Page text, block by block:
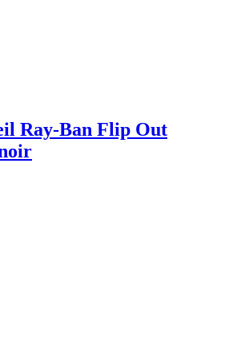
Ray-Ban Flip Out